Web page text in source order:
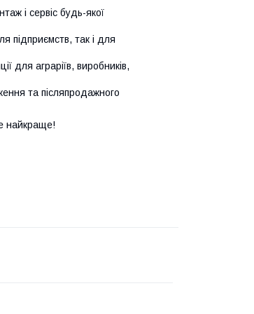
і сервіс будь-якої
підприємств, так і для
для аграріїв, виробників,
та післяпродажного
найкраще!